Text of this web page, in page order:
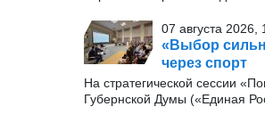
07 августа 2026,
«Выбор
через спорт
На стратегической сессии
Губернской Думы («Единая